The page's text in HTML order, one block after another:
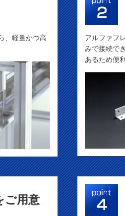
、軽量かつ高
アルファフ
みで接続で
あるため便
ご用意